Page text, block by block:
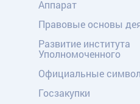
Аппарат
Правовые основы
Развитие института
Уполномоченного
Официальные
Госзакупки